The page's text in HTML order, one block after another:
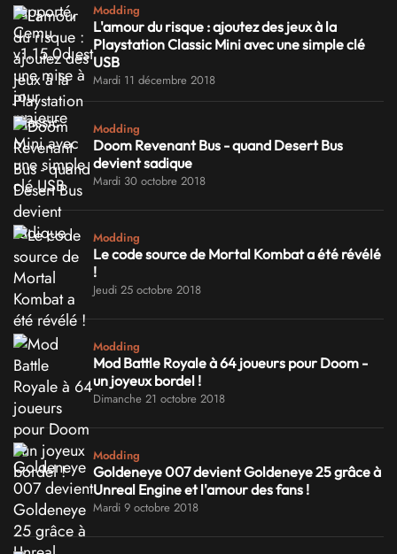
Modding
L'amour du risque : ajoutez des jeux à la
Playstation Classic Mini avec une simple clé
USB
Mardi 11 décembre 2018
Modding
Doom Revenant Bus - quand Desert Bus
devient sadique
Mardi 30 octobre 2018
Modding
Le code source de Mortal Kombat a été révélé
!
Jeudi 25 octobre 2018
Modding
Mod Battle Royale à 64 joueurs pour Doom -
un joyeux bordel !
Dimanche 21 octobre 2018
Modding
Goldeneye 007 devient Goldeneye 25 grâce à
Unreal Engine et l'amour des fans !
Mardi 9 octobre 2018